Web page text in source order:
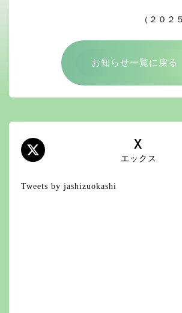
（２０２
お知らせ一覧に戻る
X
エックス
Tweets by jashizuokashi